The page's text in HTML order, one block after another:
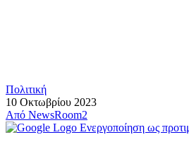
Πολιτική
10 Οκτωβρίου 2023
Από NewsRoom2
Ενεργοποίηση ως